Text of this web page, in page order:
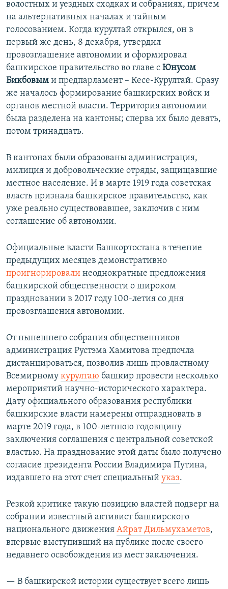
волостных и уездных сходках и собраниях, причем
на альтернативных началах и тайным
голосованием. Когда курултай открылся, он в
первый же день, 8 декабря, утвердил
провозглашение автономии и сформировал
башкирское правительство во главе с Юнусом
Бикбовым и предпарламент – Кесе-Курултай. Сразу
же началось формирование башкирских войск и
органов местной власти. Территория автономии
была разделена на кантоны; сперва их было девять,
потом тринадцать.
В кантонах были образованы администрация,
милиция и добровольческие отряды, защищавшие
местное население. И в марте 1919 года советская
власть признала башкирское правительство, как
уже реально существовавшее, заключив с ним
соглашение об автономии.
Официальные власти Башкортостана в течение
предыдущих месяцев демонстративно
проигнорировали неоднократные предложения
башкирской общественности о широком
праздновании в 2017 году 100-летия со дня
провозглашения автономии.
От нынешнего собрания общественников
администрация Рустэма Хамитова предпочла
дистанцироваться, позволив лишь провластному
Всемирному курултаю башкир провести несколько
мероприятий научно-исторического характера.
Дату официального образования республики
башкирские власти намерены отпраздновать в
марте 2019 года, в 100-летнюю годовщину
заключения соглашения с центральной советской
властью. На празднование этой даты было получено
согласие президента России Владимира Путина,
издавшего на этот счет специальный указ.
Резкой критике такую позицию властей подверг на
собрании известный активист башкирского
национального движения Айрат Дильмухаметов,
впервые выступивший на публике после своего
недавнего освобождения из мест заключения.
— В башкирской истории существует всего лишь